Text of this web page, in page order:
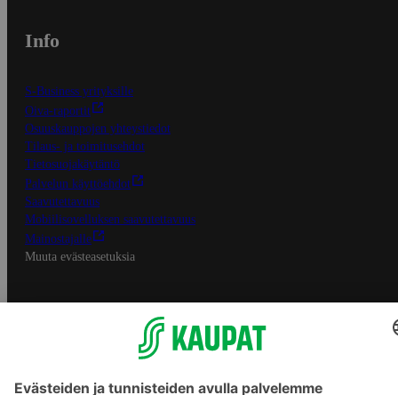
Info
S-Business yrityksille
Oiva-raportit
Osuuskauppojen yhteystiedot
Tilaus- ja toimitusehdot
Tietosuojakäytäntö
Palvelun käyttöehdot
Saavutettavuus
Mobiilisovelluksen saavutettavuus
Mainostajalle
Muuta evästeasetuksia
S-ryhmän palvelut